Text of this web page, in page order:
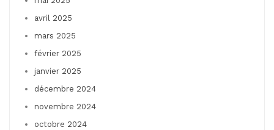
avril 2025
mars 2025
février 2025
janvier 2025
décembre 2024
novembre 2024
octobre 2024